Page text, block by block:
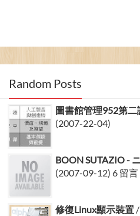
Random Posts
圖書館管理952第二
(2007-22-04)
BOON SUTAZIO -
(2007-09-12) 6 留言
修復Linux顯示裝置